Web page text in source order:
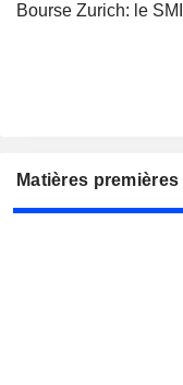
Bourse Zurich: le
Matières premières